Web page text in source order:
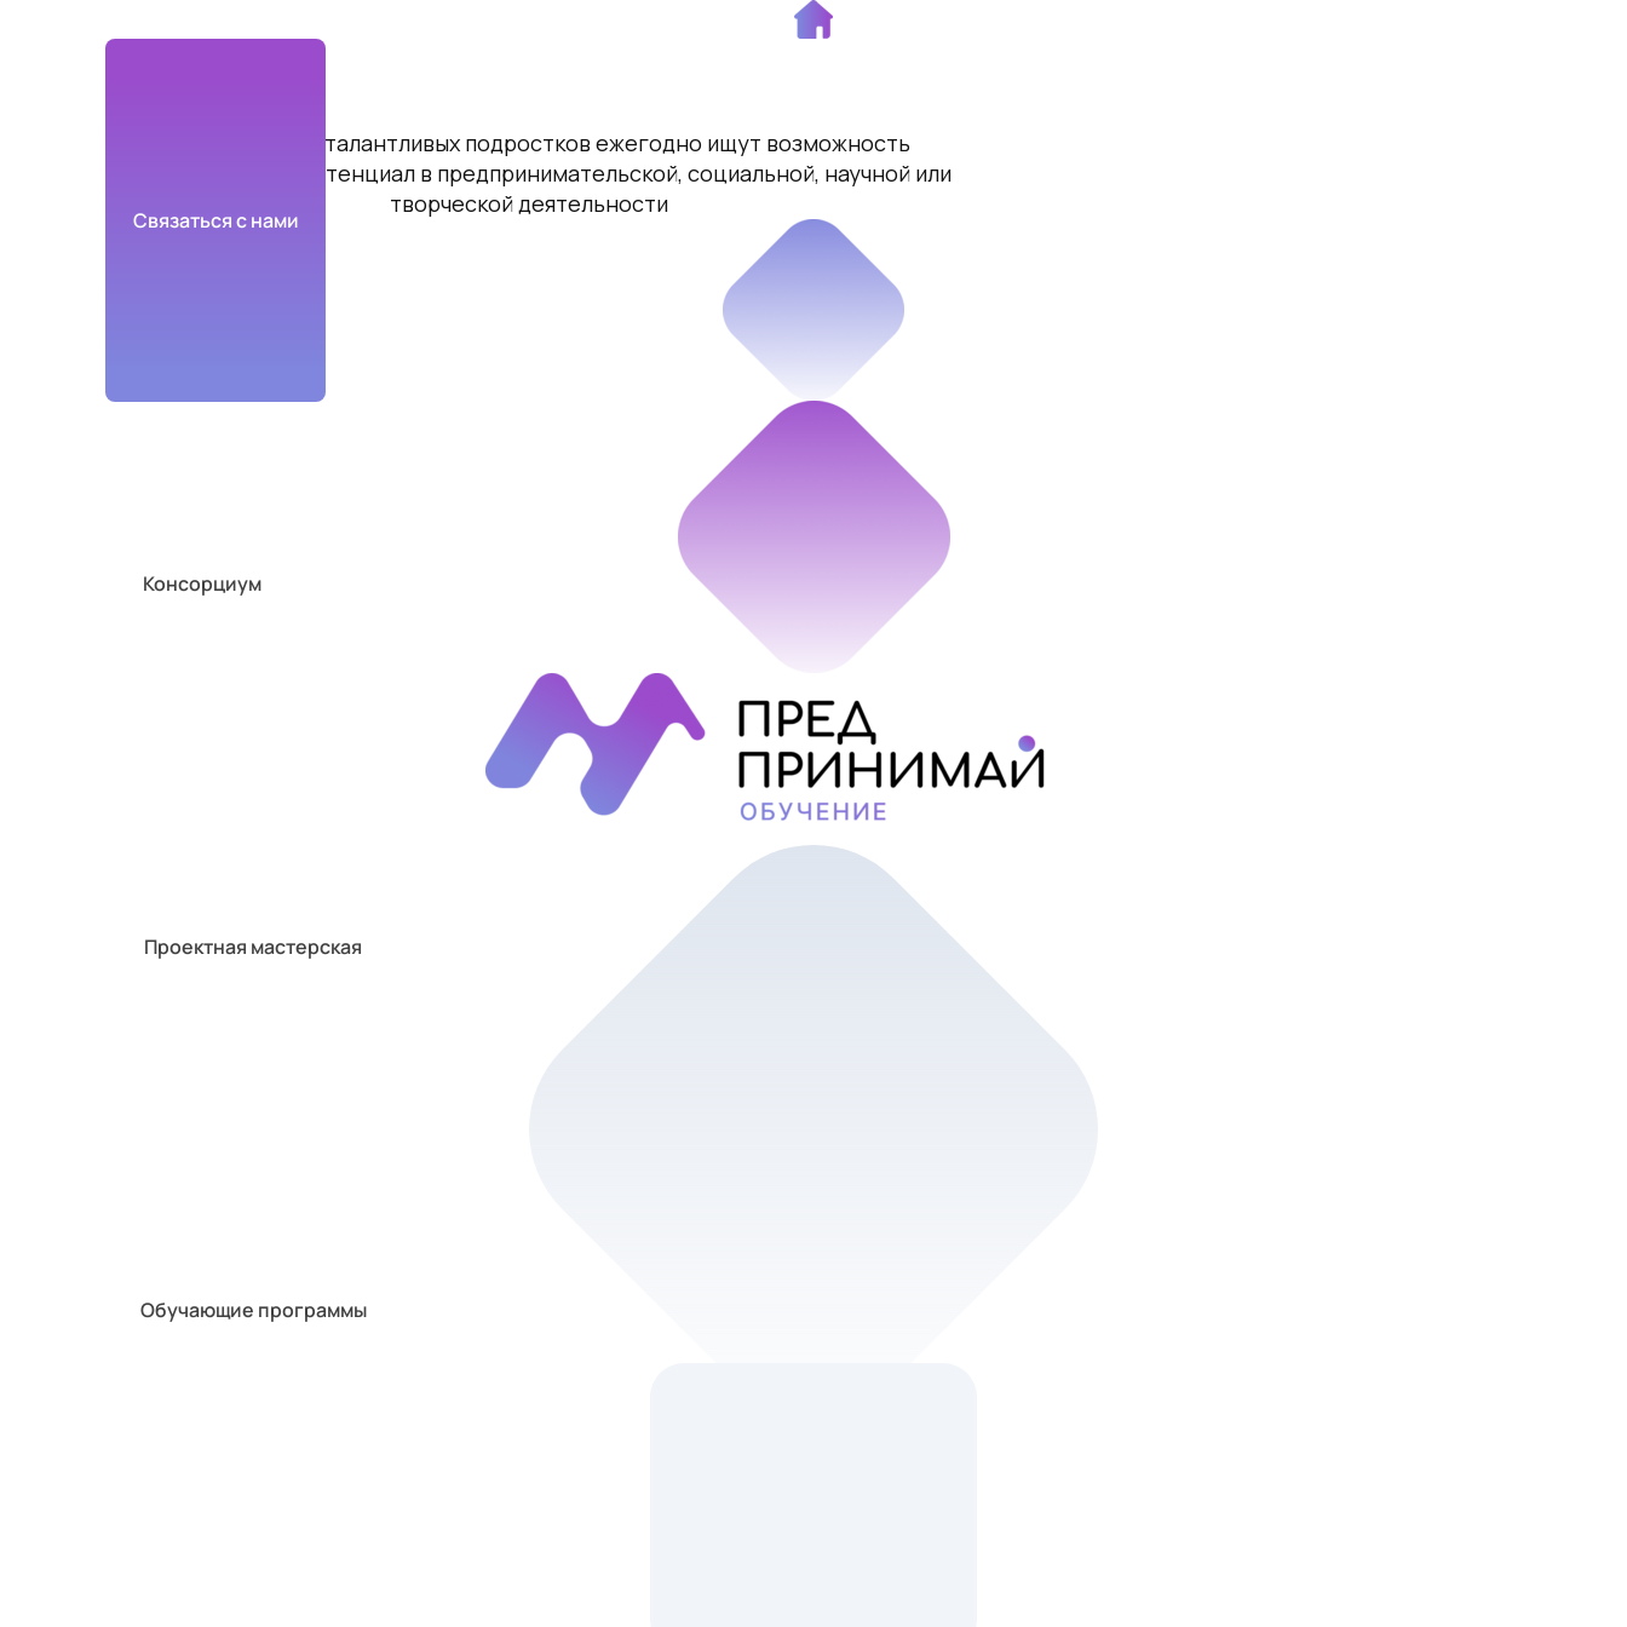
Связаться с нами
Консорциум
Проектная мастерская
Обучающие программы
В России тысячи талантливых подростков ежегодно ищут возможность
реализовать свой потенциал в предпринимательской, социальной, научной или
творческой деятельности